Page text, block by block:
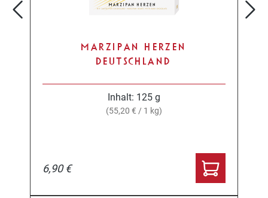
MARZIPAN HERZEN
DEUTSCHLAND
Inhalt: 125 g
(55,20 € / 1 kg)
6,90 €